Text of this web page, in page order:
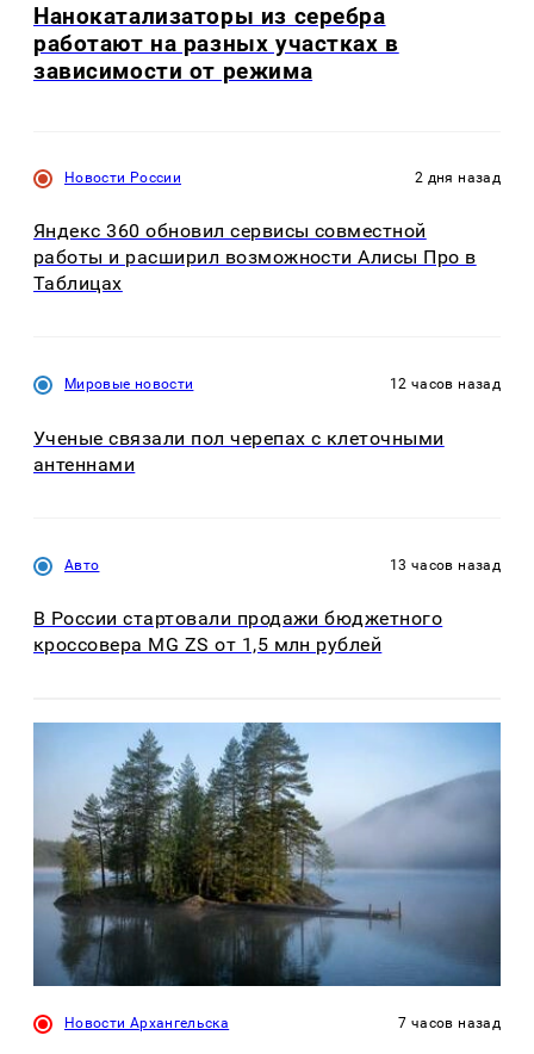
Нанокатализаторы из серебра
работают на разных участках в
зависимости от режима
Новости России 2 дня назад
Яндекс 360 обновил сервисы совместной
работы и расширил возможности Алисы Про в
Таблицах
Мировые новости 12 часов назад
Ученые связали пол черепах с клеточными
антеннами
Авто 13 часов назад
В России стартовали продажи бюджетного
кроссовера MG ZS от 1,5 млн рублей
Новости Архангельска 7 часов назад